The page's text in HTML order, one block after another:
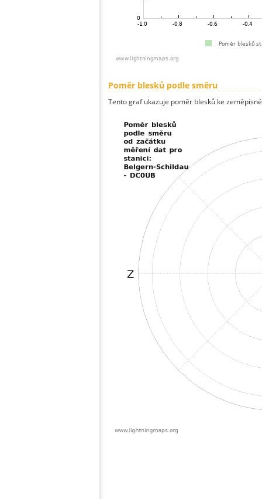
Poměr blesků podle směru
Tento graf ukazuje poměr blesků ke